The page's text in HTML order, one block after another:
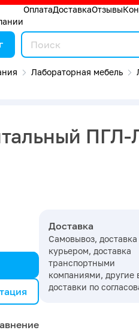
ОплатаДоставкаОтзывы
Лабораторная мебель
Доставка
Самовывоз, доставка
курьером, доставка
транспортными
компаниями, другие
доставки по